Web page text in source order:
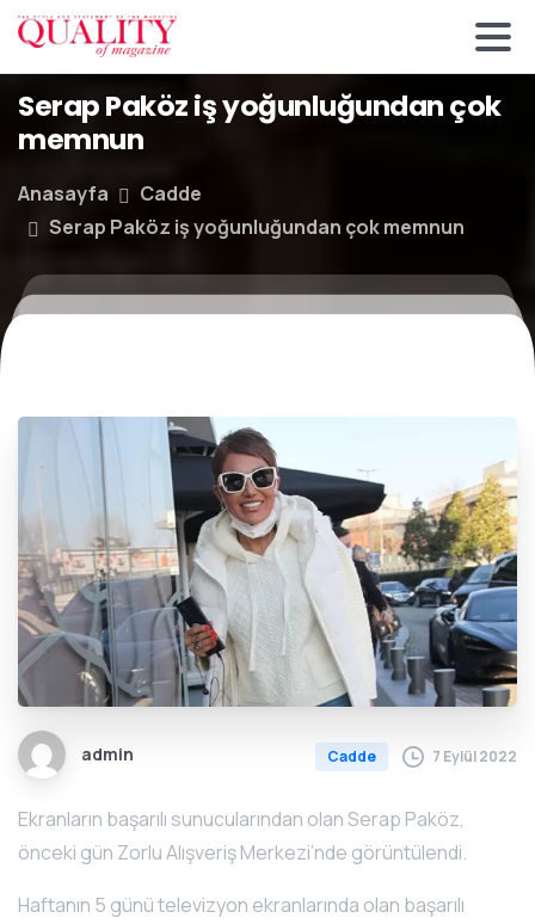
Serap Paköz iş yoğunluğundan çok
memnun
Anasayfa
Cadde
Serap Paköz iş yoğunluğundan çok memnun
admin Cadde 7 Eylül 2022
Ekranların başarılı sunucularından olan Serap Paköz,
önceki gün Zorlu Alışveriş Merkezi’nde görüntülendi.
Haftanın 5 günü televizyon ekranlarında olan başarılı